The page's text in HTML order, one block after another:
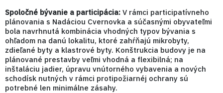
Spoločné bývanie a participácia: V rámci participatívneho
plánovania s Nadáciou Cvernovka a súčasnými obyvateľmi
bola navrhnutá kombinácia vhodných typov bývania s
ohľadom na danú lokalitu, ktoré zahŕňajú mikrobyty,
zdieľané byty a klastrové byty. Konštrukcia budovy je na
plánované prestavby veľmi vhodná a flexibilná; na
inštaláciu jadier, úpravu vnútorného vybavenia a nových
schodísk nutných v rámci protipožiarnéj ochrany sú
potrebné len minimálne zásahy.